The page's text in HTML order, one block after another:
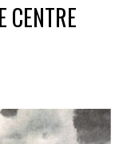
CENTRE